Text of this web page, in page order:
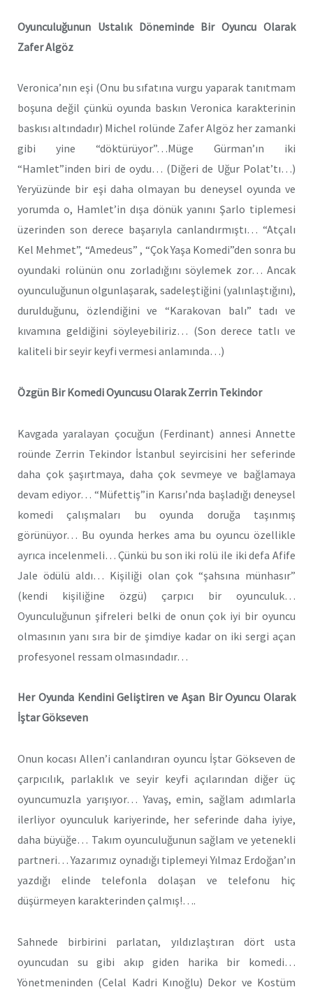
Oyunculuğunun Ustalık Döneminde Bir Oyuncu Olarak
Zafer Algöz
Veronica’nın eşi (Onu bu sıfatına vurgu yaparak tanıtmam
boşuna değil çünkü oyunda baskın Veronica karakterinin
baskısı altındadır) Michel rolünde Zafer Algöz her zamanki
gibi yine “döktürüyor”…Müge Gürman’ın iki
“Hamlet”inden biri de oydu… (Diğeri de Uğur Polat’tı…)
Yeryüzünde bir eşi daha olmayan bu deneysel oyunda ve
yorumda o, Hamlet’in dışa dönük yanını Şarlo tiplemesi
üzerinden son derece başarıyla canlandırmıştı… “Atçalı
Kel Mehmet”, “Amedeus” , “Çok Yaşa Komedi”den sonra bu
oyundaki rolünün onu zorladığını söylemek zor… Ancak
oyunculuğunun olgunlaşarak, sadeleştiğini (yalınlaştığını),
durulduğunu, özlendiğini ve “Karakovan balı” tadı ve
kıvamına geldiğini söyleyebiliriz… (Son derece tatlı ve
kaliteli bir seyir keyfi vermesi anlamında…)
Özgün Bir Komedi Oyuncusu Olarak Zerrin Tekindor
Kavgada yaralayan çocuğun (Ferdinant) annesi Annette
roünde Zerrin Tekindor İstanbul seyircisini her seferinde
daha çok şaşırtmaya, daha çok sevmeye ve bağlamaya
devam ediyor… “Müfettiş”in Karısı’nda başladığı deneysel
komedi çalışmaları bu oyunda doruğa taşınmış
görünüyor… Bu oyunda herkes ama bu oyuncu özellikle
ayrıca incelenmeli… Çünkü bu son iki rolü ile iki defa Afife
Jale ödülü aldı… Kişiliği olan çok “şahsına münhasır”
(kendi kişiliğine özgü) çarpıcı bir oyunculuk…
Oyunculuğunun şifreleri belki de onun çok iyi bir oyuncu
olmasının yanı sıra bir de şimdiye kadar on iki sergi açan
profesyonel ressam olmasındadır…
Her Oyunda Kendini Geliştiren ve Aşan Bir Oyuncu Olarak
İştar Gökseven
Onun kocası Allen’i canlandıran oyuncu İştar Gökseven de
çarpıcılık, parlaklık ve seyir keyfi açılarından diğer üç
oyuncumuzla yarışıyor… Yavaş, emin, sağlam adımlarla
ilerliyor oyunculuk kariyerinde, her seferinde daha iyiye,
daha büyüğe… Takım oyunculuğunun sağlam ve yetenekli
partneri… Yazarımız oynadığı tiplemeyi Yılmaz Erdoğan’ın
yazdığı elinde telefonla dolaşan ve telefonu hiç
düşürmeyen karakterinden çalmış!….
Sahnede birbirini parlatan, yıldızlaştıran dört usta
oyuncudan su gibi akıp giden harika bir komedi…
Yönetmeninden (Celal Kadri Kınoğlu) Dekor ve Kostüm